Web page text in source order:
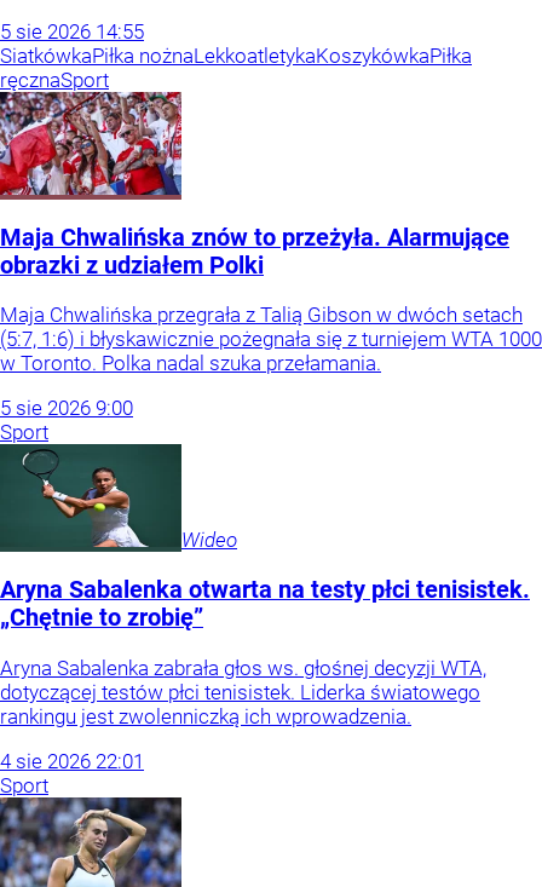
5 sie 2026 14:55
SiatkówkaPiłka nożnaLekkoatletykaKoszykówkaPiłka
ręcznaSport
Maja Chwalińska znów to przeżyła. Alarmujące
obrazki z udziałem Polki
Maja Chwalińska przegrała z Talią Gibson w dwóch setach
(5:7, 1:6) i błyskawicznie pożegnała się z turniejem WTA 1000
w Toronto. Polka nadal szuka przełamania.
5 sie 2026 9:00
Sport
Wideo
Aryna Sabalenka otwarta na testy płci tenisistek.
„Chętnie to zrobię”
Aryna Sabalenka zabrała głos ws. głośnej decyzji WTA,
dotyczącej testów płci tenisistek. Liderka światowego
rankingu jest zwolenniczką ich wprowadzenia.
4 sie 2026 22:01
Sport